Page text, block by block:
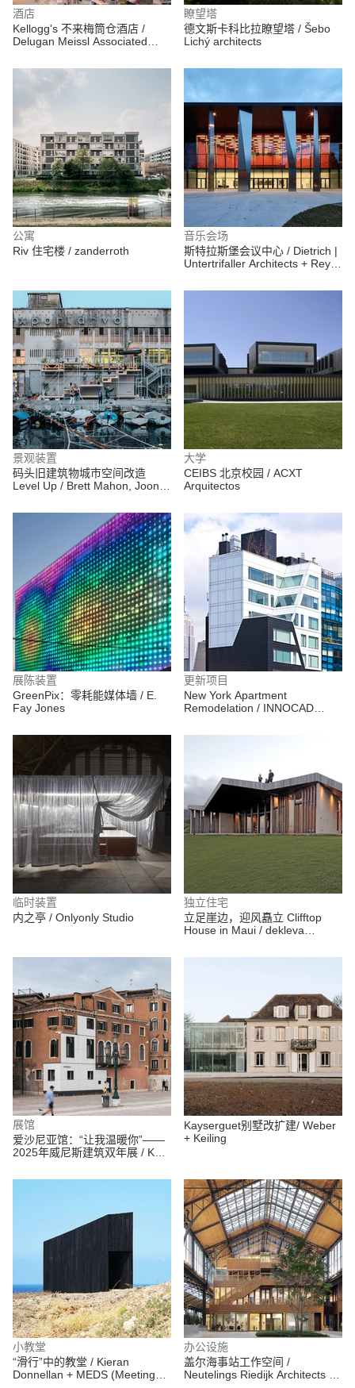
酒店
Kellogg's 不来梅筒仓酒店 /
Delugan Meissl Associated
瞭望塔
德文斯卡科比拉瞭望塔 / Šebo
Lichý architects
公寓
Riv 住宅楼 / zanderroth
音乐会场
斯特拉斯堡会议中心 / Dietrich |
Untertrifaller Architects + Rey-
景观装置
码头旧建筑物城市空间改造
Level Up / Brett Mahon, Joonas
Shreyansh Sett
大学
CEIBS 北京校园 / ACXT
Arquitectos
展陈装置
GreenPix：零耗能媒体墙 / E.
Fay Jones
更新项目
New York Apartment
Remodelation / INNOCAD
临时装置
内之亭 / Onlyonly Studio
独立住宅
立足崖边，迎风矗立 Clifftop
House in Maui / dekleva
展馆
爱沙尼亚馆：“让我温暖你”——
2025年威尼斯建筑双年展 / Keiti
Männa
Kayserguet别墅改扩建/ Weber
+ Keiling
小教堂
“滑行”中的教堂 / Kieran
Donnellan + MEDS (Meetings
办公设施
盖尔海事站工作空间 /
Neutelings Riedijk Architects +